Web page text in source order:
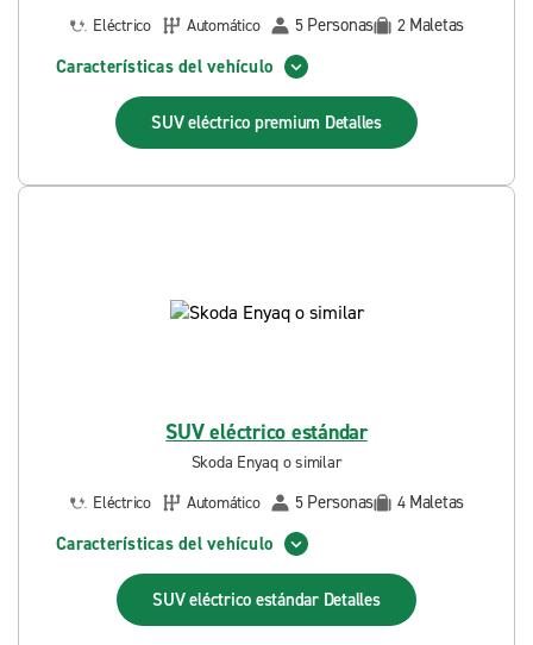
Eléctrico
Automático 5 Personas 2 Maletas
Características del vehículo
SUV eléctrico premium Detalles
SUV eléctrico estándar
Skoda Enyaq o similar
Eléctrico
Automático 5 Personas 4 Maletas
Características del vehículo
SUV eléctrico estándar Detalles